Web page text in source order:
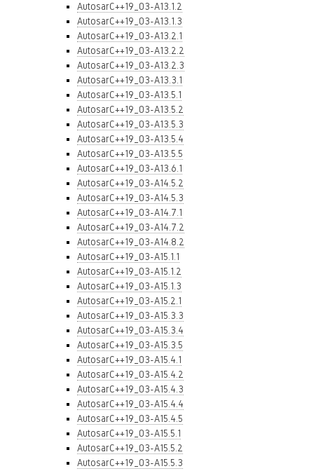
AutosarC++19_03-A13.1.2
AutosarC++19_03-A13.1.3
AutosarC++19_03-A13.2.1
AutosarC++19_03-A13.2.2
AutosarC++19_03-A13.2.3
AutosarC++19_03-A13.3.1
AutosarC++19_03-A13.5.1
AutosarC++19_03-A13.5.2
AutosarC++19_03-A13.5.3
AutosarC++19_03-A13.5.4
AutosarC++19_03-A13.5.5
AutosarC++19_03-A13.6.1
AutosarC++19_03-A14.5.2
AutosarC++19_03-A14.5.3
AutosarC++19_03-A14.7.1
AutosarC++19_03-A14.7.2
AutosarC++19_03-A14.8.2
AutosarC++19_03-A15.1.1
AutosarC++19_03-A15.1.2
AutosarC++19_03-A15.1.3
AutosarC++19_03-A15.2.1
AutosarC++19_03-A15.3.3
AutosarC++19_03-A15.3.4
AutosarC++19_03-A15.3.5
AutosarC++19_03-A15.4.1
AutosarC++19_03-A15.4.2
AutosarC++19_03-A15.4.3
AutosarC++19_03-A15.4.4
AutosarC++19_03-A15.4.5
AutosarC++19_03-A15.5.1
AutosarC++19_03-A15.5.2
AutosarC++19_03-A15.5.3